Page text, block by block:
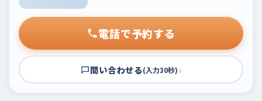
電話で予約する
問い合わせる(入力30秒) ›